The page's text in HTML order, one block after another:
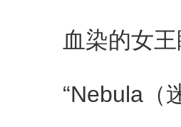
血染的女王
“Nebula（